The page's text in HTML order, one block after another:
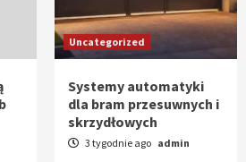
Uncategorized
Systemy automatyki
dla bram przesuwnych i
skrzydłowych
3 tygodnie ago admin